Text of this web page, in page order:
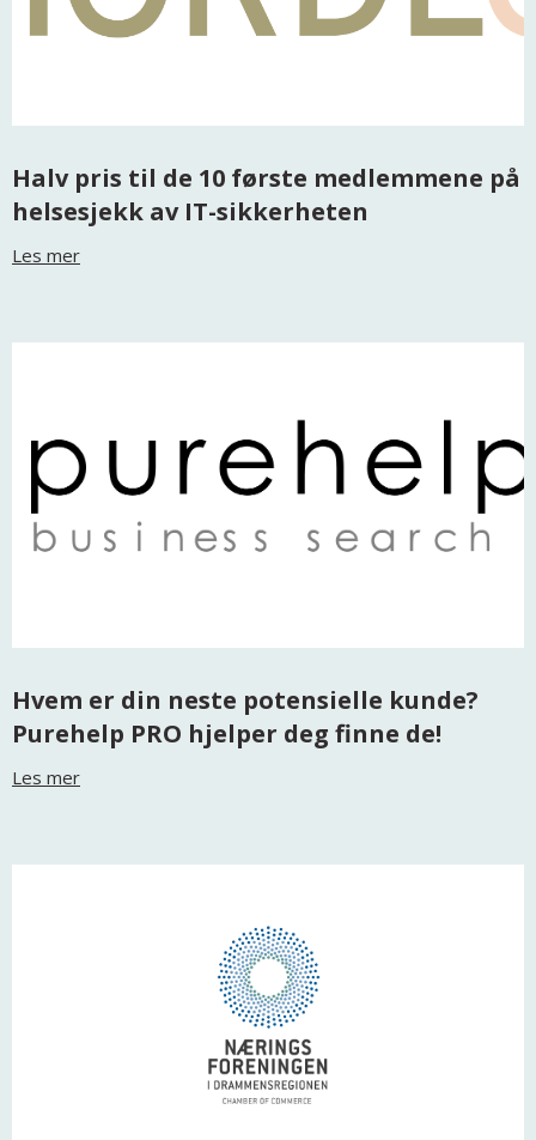
Halv pris til de 10 første medlemmene på
helsesjekk av IT-sikkerheten
Les mer
Hvem er din neste potensielle kunde?
Purehelp PRO hjelper deg finne de!
Les mer